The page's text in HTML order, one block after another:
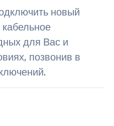
новый
для Вас и
позвонив в